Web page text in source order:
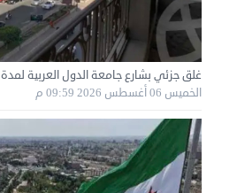
نقل عفش الكويت 50636444 فك وتركيب ايكيا محلي ...
السبت 31 أغسطس 2024 06:31 م
غلق جزئي بشارع جامعة الدول العربية لمدة 3 أيام
الخميس 06 أغسطس 2026 09:59 م